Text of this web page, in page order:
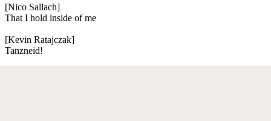
[Nico Sallach]
That I hold inside of me
[Kevin Ratajczak]
Tanzneid!